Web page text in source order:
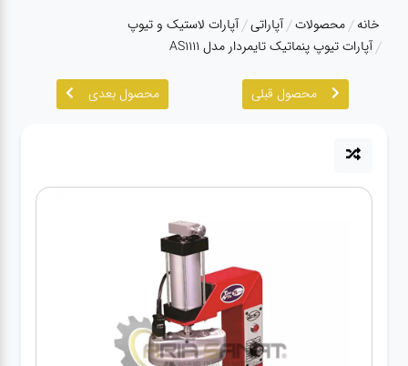
درباره
ما
آپاراتی
خانه محصولات آپاراتی آپارات لاستیک و تیوپ
آپارات تیوپ پنماتیک تایمردار مدل AS1111
محصول قبلی محصول بعدی